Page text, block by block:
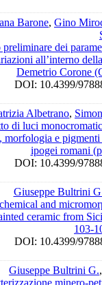
Barone, Gino
preliminare dei
all’interno
Demetrio Corone
DOI: 10.4399/
Albetrano,
di luci
morfologia e
ipogei romani
DOI: 10.4399/
Giuseppe Bultrini
and
ceramic from
103-
DOI: 10.4399/
Giuseppe Bultrini G.
minero-